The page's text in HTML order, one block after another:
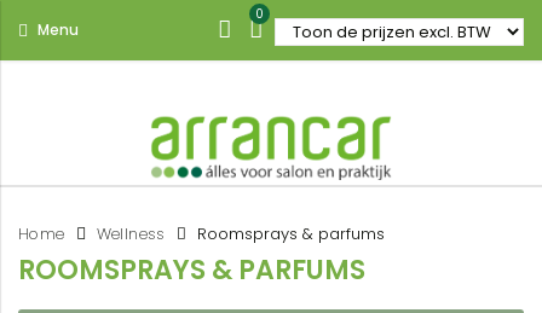
Menu
0
Home Wellness Roomsprays & parfums
ROOMSPRAYS & PARFUMS